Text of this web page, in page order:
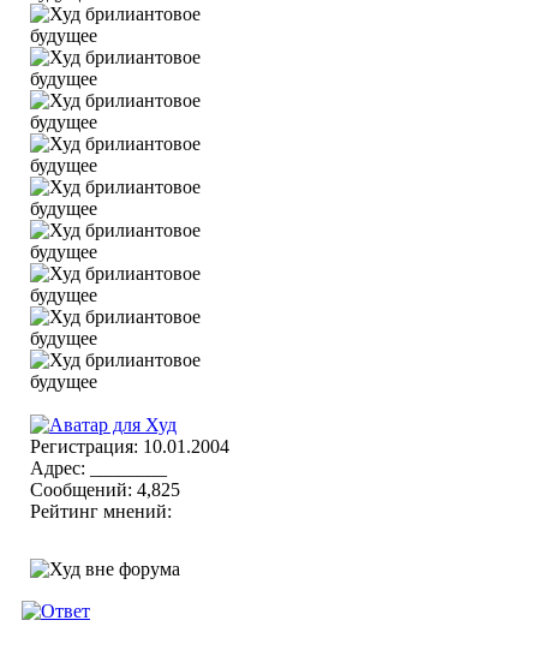
Регистрация: 10.01.2004
Адрес: ________
Сообщений: 4,825
Рейтинг мнений: